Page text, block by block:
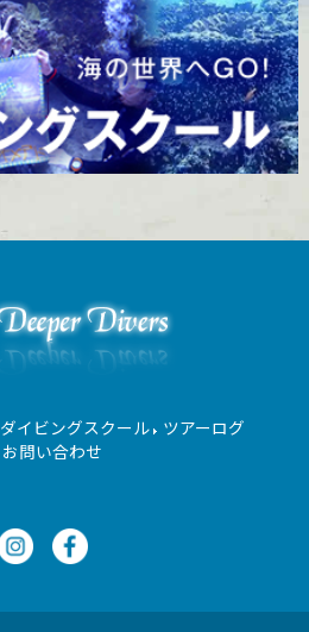
ダイビングスクール ツアーログ
お問い合わせ